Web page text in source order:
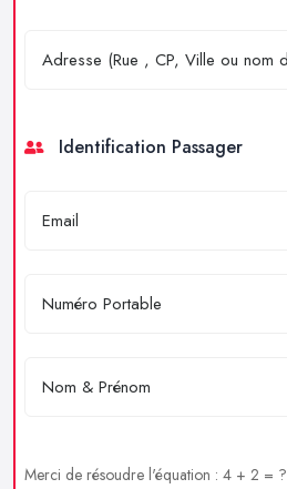
Identification Passager
Merci de résoudre l'équation : 4 + 2 = ?